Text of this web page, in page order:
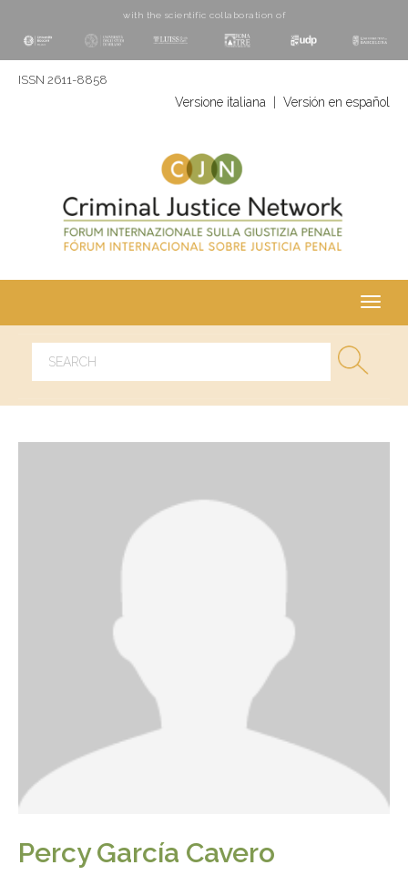
with the scientific collaboration of
ISSN 2611-8858
Versione italiana Versión en español
Percy García Cavero